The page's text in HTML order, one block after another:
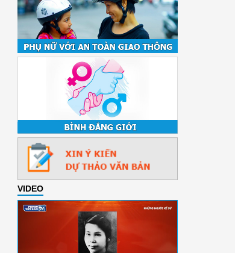
VIDEO